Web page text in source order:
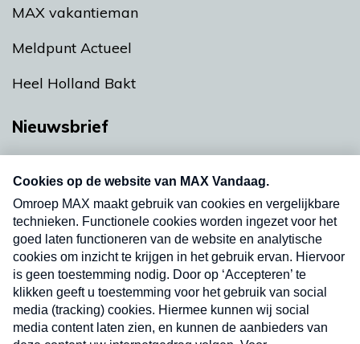
MAX vakantieman
Meldpunt Actueel
Heel Holland Bakt
Nieuwsbrief
nieuwsbrief. Elke vrijdag- en dinsdagochtend in
uw mailbox.
Verzend